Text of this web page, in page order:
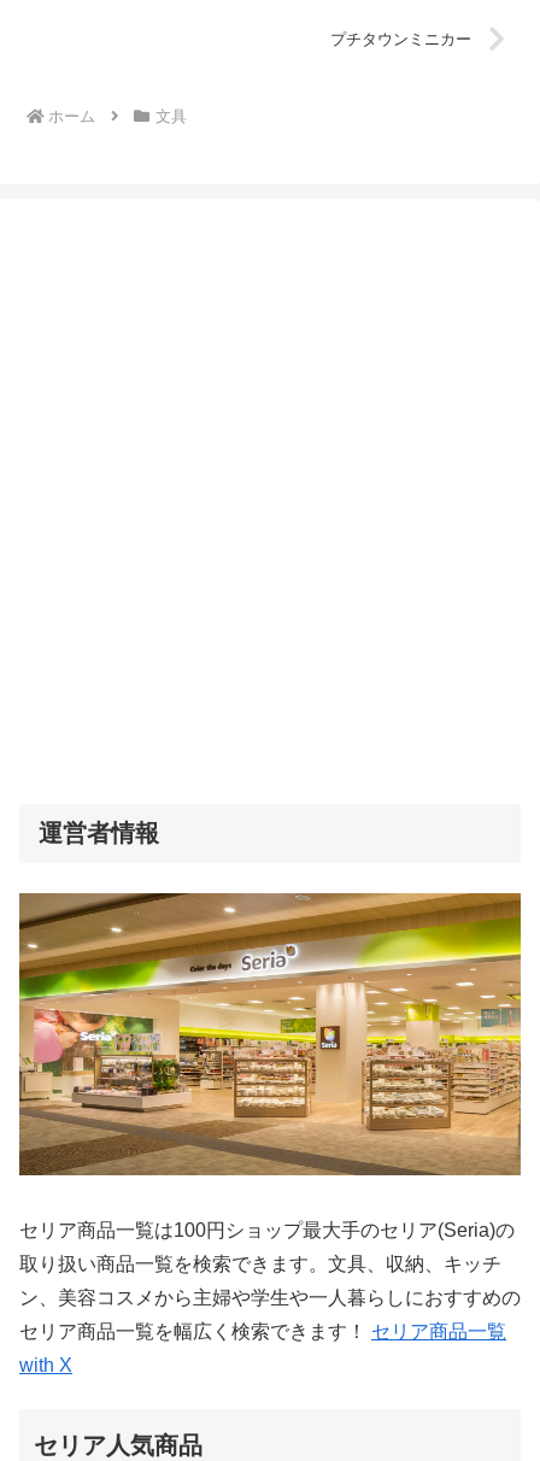
プチタウンミニカー
ホーム 文具
運営者情報
セリア商品一覧は100円ショップ最大手のセリア(Seria)の
取り扱い商品一覧を検索できます。文具、収納、キッチ
ン、美容コスメから主婦や学生や一人暮らしにおすすめの
セリア商品一覧を幅広く検索できます！ セリア商品一覧
with X
セリア人気商品